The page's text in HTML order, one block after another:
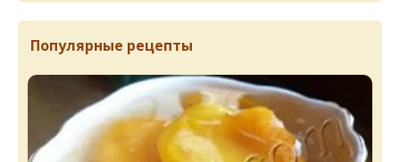
Популярные рецепты